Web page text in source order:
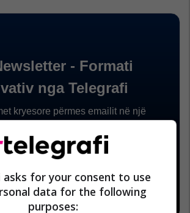
asks for your consent to use
data for the following
purposes: